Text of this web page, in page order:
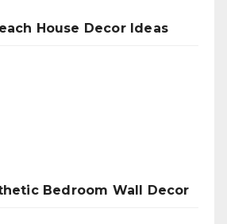
House Decor Ideas
Bedroom Wall Decor